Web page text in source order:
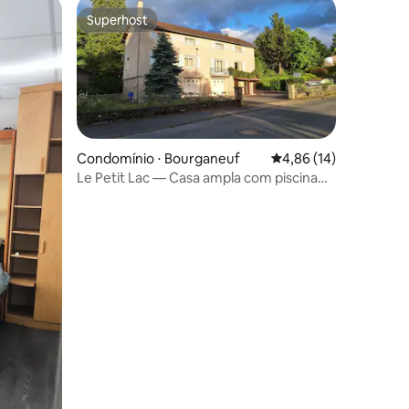
Superhost
Superhost
Condomínio ⋅ Bourganeuf 4,86 de uma
4,86 (14)
Le Petit Lac — Casa ampla com piscina